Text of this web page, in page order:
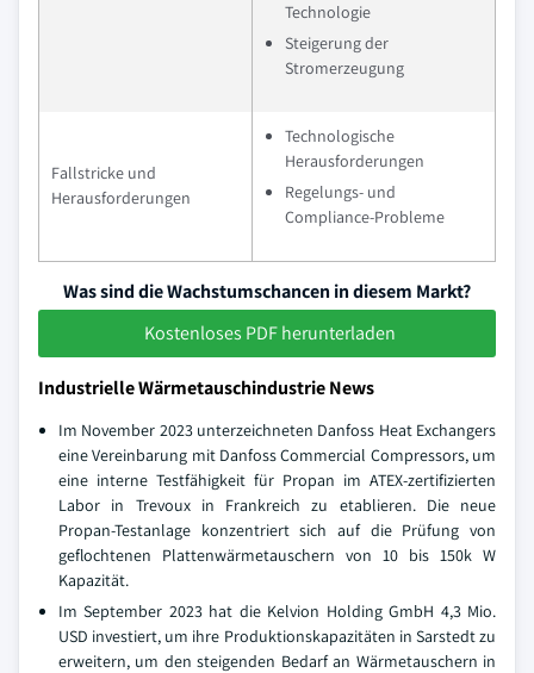
Technologie
Steigerung der
Stromerzeugung
Fallstricke und
Herausforderungen
Technologische
Herausforderungen
Regelungs- und
Compliance-Probleme
Was sind die Wachstumschancen in diesem Markt?
Kostenloses PDF herunterladen
Industrielle Wärmetauschindustrie News
Im November 2023 unterzeichneten Danfoss Heat Exchangers
eine Vereinbarung mit Danfoss Commercial Compressors, um
eine interne Testfähigkeit für Propan im ATEX-zertifizierten
Labor in Trevoux in Frankreich zu etablieren. Die neue
Propan-Testanlage konzentriert sich auf die Prüfung von
geflochtenen Plattenwärmetauschern von 10 bis 150k W
Kapazität.
Im September 2023 hat die Kelvion Holding GmbH 4,3 Mio.
USD investiert, um ihre Produktionskapazitäten in Sarstedt zu
erweitern, um den steigenden Bedarf an Wärmetauschern in